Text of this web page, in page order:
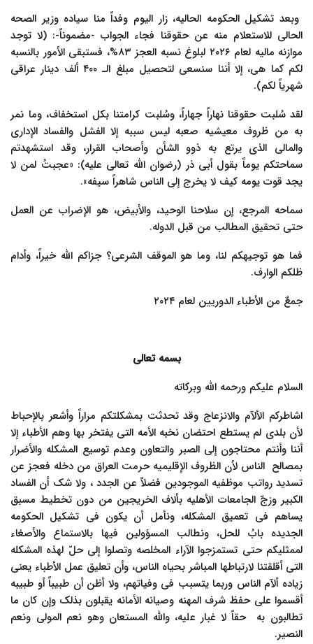
وبعد تشکیل الحکومه الحالیه، زار الیوم وفداً منا سیاده وزیر الصحه
الحالی للاستعلام منه عن حقوقنا فجاء الجواب -مضموناً-: (لا توجد
موازنه مالیه لعام ۲۰۲۶ لبلوغ نسبه العجز ۸۳%، فستبقى الأمور بالنسبه
لکم کما هی، إلا أننا سنسعى لتحصیل مبلغ الـ ۴۰۰ ألف دینار عراقی
شهریاً لکم).
لقد سُلبت حقوقنا نهاراً جهاراً، وسُلبت کرامتنا بکل استخفاف، وما نمر
به من ظروف معیشیه صعبه لیس سببه إلا الفشل والفساد الإداری
والمالی الذی یرتع به ذوو الشأن وأصحاب القرار، وقد استشهدتم
سماحتکم یوماً بقول أبی ذر (رضوان الله تعالى علیه): «عجبتُ لمن لا
یجد قوت یومه کیف لا یخرج إلى الناس شاهراً سیفه».
سماحه المرجع، إن سلاحنا الوحید، والأبیض، هو الإضراب عن العمل
حتى تحقیق المطالب من قبل الدوله.
فما هو توجیهکم لنا، وما هو الموقف الشرعی؟ جزاکم الله خیراً، وأدام
ظلکم الوارف.
جمعٌ من الأطباء الدوریین لعام ۲۰۲۴
بسمه تعالى
السلام علیکم ورحمه الله وبرکاته
اشاطرکم الألآم والانزعاج وقد تحدثت بمشکلتکم مراراً وأشعر بالإحباط
لأن بلدی لم یستطع احتضان نخبه الأمه التی یفتخر بها وهم الأطباء إلا
أننا وأنتم محتاجون إلى الصبر والتعاون وعدم توسیع المشکله والأضرار
بمصالح الناس لأن الظروف الإقلیمیه حرمت العراق من دخله فعجز عن
تسدید رواتب موظفیه الموجودین فضلاً عن الجدد ، ولا شک أن الفساد
الکبیر وزجّ الجامعات الأهلیه بألاف الخریجین من دون تخطیط مسبق
یساهم فی تعمیق المشکله، ونأمل أن یکون فی تشکیل الحکومه
الجدیده بابُ للحل، ونطالب المسؤولین فیها بالاستماع والأصغاء
لممثلیکم حتى تستمزجوا الآراء المخلصه وتصلوا إلى حلّ لهذه المشکله
التی أقلقتنا لارتباطها المباشر بحیاه الناس، وأن تعلیق عمل الأطباء یعنی
زیاده ألآم الناس وربما یتسبب فی وفیاتهم، ولا أظن أن طبیباً أو طبیبه
أقسموا على حفظ شرف المهنه وصیانه الأمانه یقبلون بذلک وإن کان ما
تطالبون به حقاً لا غبار علیه، والله المستعان وهو نعم المولى ونعم
النصیر.